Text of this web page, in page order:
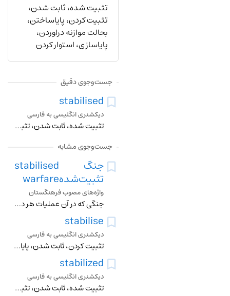
تثبیت شده، ثابت شدن،
تثبیت کردن، پایاساختن،
بحالت موازنه دراوردن،
پایاسازی، استوار کردن
جست‌وجوی دقیق
stabilised
دیکشنری انگلیسی به فارسی
تثبیت شده، ثابت شدن، تثبیت کردن، پایاساختن، بحالت موازنه دراوردن، پایاسازی، استوار کردن
جست‌وجوی مشابه
جنگ
تثبیت‌شده
stabilised
warfare
واژه‌های مصوب فرهنگستان
جنگی که در آن عملیات هر دو طرف متخاصم منحصر به اجرای تحرکات محدود است
stabilise
دیکشنری انگلیسی به فارسی
تثبیت کردن، ثابت شدن، پایاساختن، بحالت موازنه دراوردن، پایاسازی، استوار کردن
stabilized
دیکشنری انگلیسی به فارسی
تثبیت شده، ثابت شدن، تثبیت کردن، پایاساختن، بحالت موازنه دراوردن، پایاسازی، استوار کردن